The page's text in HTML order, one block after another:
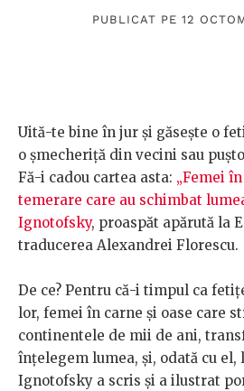
PUBLICAT PE 12
Uită-te bine în jur și găsește o
o șmecheriță din vecini sau
Fă-i cadou cartea asta: „Femei
temerare care au schimbat
Ignotofsky, proaspăt apărută la
traducerea Alexandrei Florescu.
De ce? Pentru că-i timpul ca
lor, femei în carne și oase care
continentele de mii de ani,
înțelegem lumea, și, odată cu el,
Ignotofsky a scris și a ilustrat